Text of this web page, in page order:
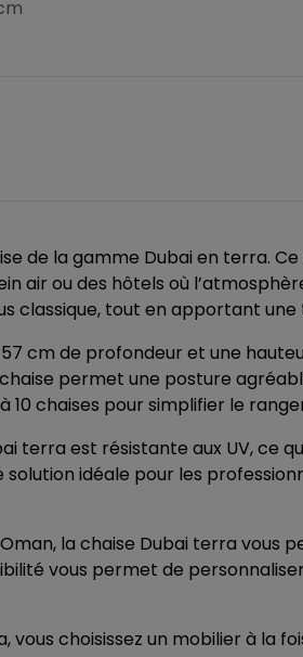
de la gamme Dubai en terra.
air ou des hôtels où
classique, tout en apportant
cm de profondeur et une
permet une posture
10 chaises pour simplifier le
terra est résistante aux UV,
idéale pour les
la chaise Dubai terra vous
vous permet de
choisissez un mobilier à